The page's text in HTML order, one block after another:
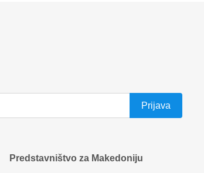
Predstavništvo za Makedoniju